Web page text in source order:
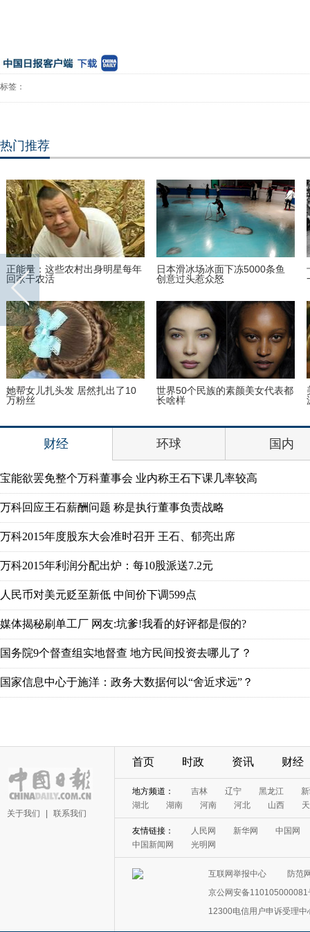
标签：
热门推荐
正能量：这些农村出身明星每年
回家干农活
日本滑冰场冰面下冻5000条鱼
创意过头惹众怒
她帮女儿扎头发 居然扎出了10
万粉丝
世界50个民族的素颜美女代表都
长啥样
财经 环球 国内
宝能欲罢免整个万科董事会 业内称王石下课几率较高
万科回应王石薪酬问题 称是执行董事负责战略
万科2015年度股东大会准时召开 王石、郁亮出席
万科2015年利润分配出炉：每10股派送7.2元
人民币对美元贬至新低 中间价下调599点
媒体揭秘刷单工厂 网友:坑爹!我看的好评都是假的?
国务院9个督查组实地督查 地方民间投资去哪儿了？
国家信息中心于施洋：政务大数据何以“舍近求远”？
关于我们 联系我们
首页 时政 资讯 财经
地方频道： 吉林 辽宁 黑龙江
湖北
湖南 河南 河北 山西
友情链接： 人民网 新华网
中国网
中国新闻网
光明网
互联网举报中心
防范
京公网安备110105000081
12300电信用户申诉受理中